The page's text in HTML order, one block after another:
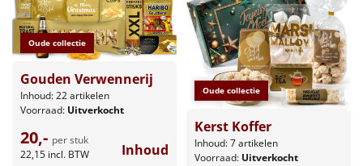
Oude collectie
Gouden Verwennerij
Inhoud: 22 artikelen
Voorraad: Uitverkocht
20,- per stuk
22,15 incl. BTW Inhoud
Oude collectie
Kerst Koffer
Inhoud: 7 artikelen
Voorraad: Uitverkocht